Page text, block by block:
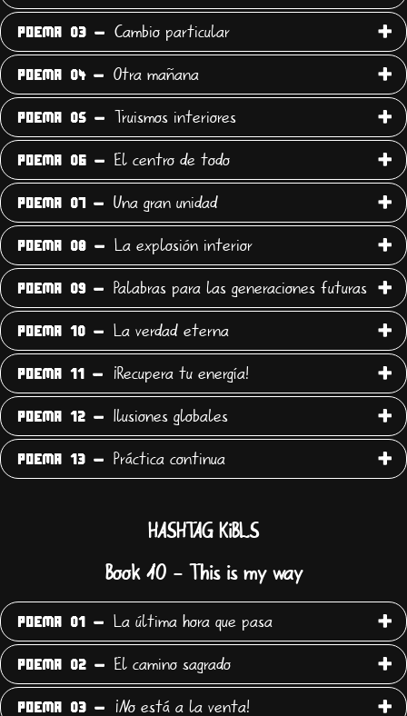
POEMA 03 - Cambio particular
POEMA 04 - Otra mañana
POEMA 05 - Truismos interiores
POEMA 06 - El centro de todo
POEMA 07 - Una gran unidad
POEMA 08 - La explosión interior
POEMA 09 - Palabras para las generaciones futuras
POEMA 10 - La verdad eterna
POEMA 11 - ¡Recupera tu energía!
POEMA 12 - Ilusiones globales
POEMA 13 - Práctica continua
HASHTAG KiBLS
Book 10 - This is my way
POEMA 01 - La última hora que pasa
POEMA 02 - El camino sagrado
POEMA 03 - ¡No está a la venta!